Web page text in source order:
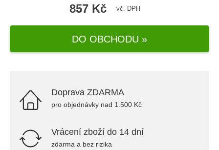
857 Kč vč. DPH
DO OBCHODU »
Doprava ZDARMA
pro objednávky nad 1.500 Kč
Vrácení zboží do 14 dní
zdarma a bez rizika